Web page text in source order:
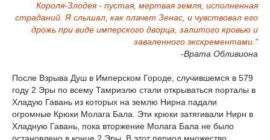
Короля-Злодея - пустая, мертвая земля, исполненная
страданий. Я слышал, как плачет Зенас, и чувствовал его
дрожь при виде имперского дворца, залитого кровью и
заваленного экскрементами."
-Врата Обливиона
После Взрыва Душ в Имперском Городе, случившемся в 579
году 2 Эры по всему Тамриэлю стали открываться порталы в
Хладую Гавань из которых на землю Нирна падали
огромные Крюки Молага Бала. Эти крюки затягивали Нирн в
Хладную Гавань, пока вторжение Молага Бала не было